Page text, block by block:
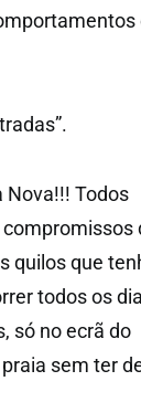
Nova!!! Todos
quilos que
todos os
só no ecrã do
sem ter